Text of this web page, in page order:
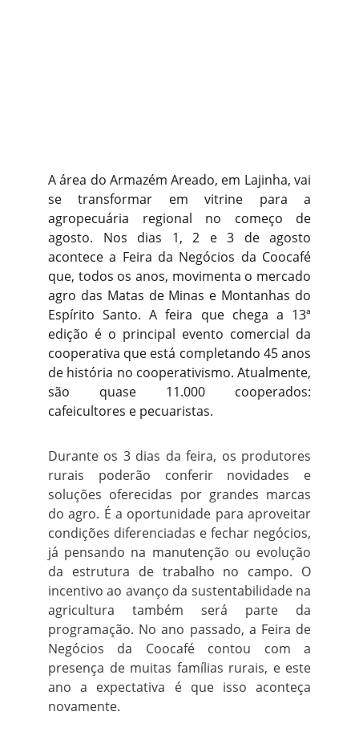
A área do Armazém Areado, em Lajinha, vai
se transformar em vitrine para a
agropecuária regional no começo de
agosto. Nos dias 1, 2 e 3 de agosto
acontece a Feira da Negócios da Coocafé
que, todos os anos, movimenta o mercado
agro das Matas de Minas e Montanhas do
Espírito Santo. A feira que chega a 13ª
edição é o principal evento comercial da
cooperativa que está completando 45 anos
de história no cooperativismo. Atualmente,
são quase 11.000 cooperados:
cafeicultores e pecuaristas.
Durante os 3 dias da feira, os produtores
rurais poderão conferir novidades e
soluções oferecidas por grandes marcas
do agro. É a oportunidade para aproveitar
condições diferenciadas e fechar negócios,
já pensando na manutenção ou evolução
da estrutura de trabalho no campo. O
incentivo ao avanço da sustentabilidade na
agricultura também será parte da
programação. No ano passado, a Feira de
Negócios da Coocafé contou com a
presença de muitas famílias rurais, e este
ano a expectativa é que isso aconteça
novamente.